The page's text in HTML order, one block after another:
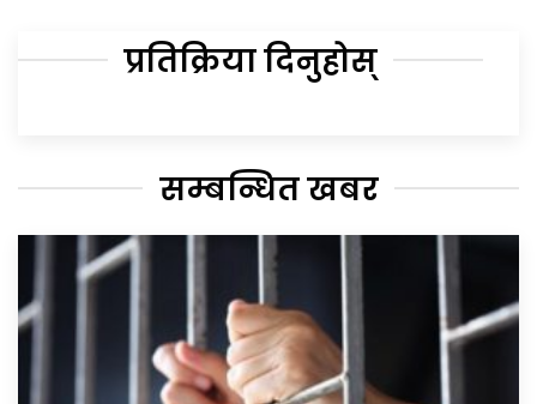
प्रतिक्रिया दिनुहोस्
सम्बन्धित खबर